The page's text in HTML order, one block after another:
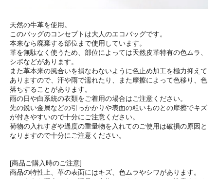
天然の牛革を使用。
このバッグのコンセプトは大人のエコバッグです。
本来なら廃棄する部位まで使用しています。
革を無駄なく使うため、部位によっては天然皮革特有の色ムラ、
シボなどがあります。
また革本来の風合いを損なわないように色止め加工を極力抑えて
ありますので、汗や雨で濡れたり、また摩擦によって色移り、色
落ちすることがあります。
雨の日や白系統の衣類をご着用の場合はご注意ください。
先の鋭い金属などの引っかかりや表面の粗いものとの摩擦でキズ
が付きやすいので十分にご注意ください。
荷物の入れすぎや過度の重量物を入れてのご使用は破損の原因と
なりますので十分にご注意ください。
[商品ご購入時のご注意]
商品の特性上、革の表面にはキズ、色ムラやシワがあります。